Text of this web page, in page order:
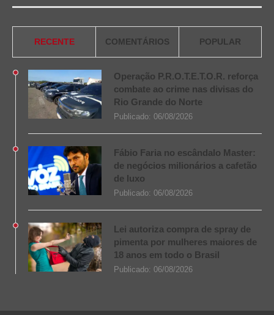
RECENTE COMENTÁRIOS POPULAR
Operação P.R.O.T.E.T.O.R. reforça
combate ao crime nas divisas do
Rio Grande do Norte
Publicado: 06/08/2026
Fábio Faria no escândalo Master:
de negócios milionários a cafetão
de luxo
Publicado: 06/08/2026
Lei autoriza compra de spray de
pimenta por mulheres maiores de
18 anos em todo o Brasil
Publicado: 06/08/2026